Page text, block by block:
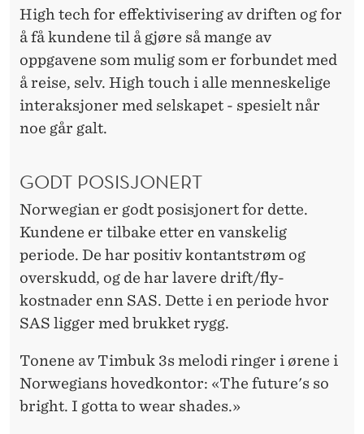
High tech for effektivisering av driften og for
å få kundene til å gjøre så mange av
oppgavene som mulig som er forbundet med
å reise, selv. High touch i alle menneskelige
interaksjoner med selskapet - spesielt når
noe går galt.
GODT POSISJONERT
Norwegian er godt posisjonert for dette.
Kundene er tilbake etter en vanskelig
periode. De har positiv kontantstrøm og
overskudd, og de har lavere drift/fly-
kostnader enn SAS. Dette i en periode hvor
SAS ligger med brukket rygg.
Tonene av Timbuk 3s melodi ringer i ørene i
Norwegians hovedkontor: «The future's so
bright. I gotta to wear shades.»